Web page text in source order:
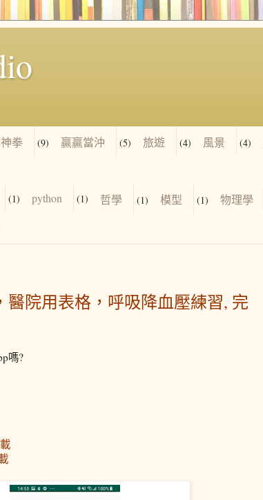
拳 (9) 贏贏當沖 (5) 旅遊 (4) 風景 (4)
(1) python (1) 哲學 (1) 模型 (1) 物理學
醫院用表格，呼吸降血壓練習, 完
嗎?